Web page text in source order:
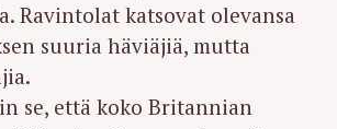
Ravintolat katsovat olevansa
suuria häviäjiä, mutta
se, että koko Britannian